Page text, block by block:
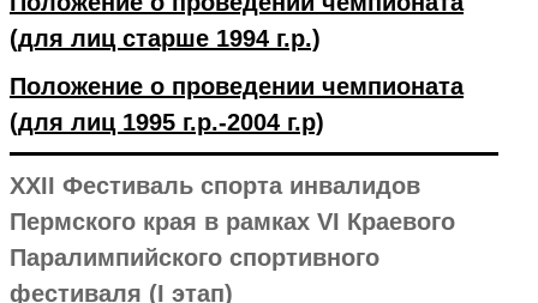
(для лиц старше 1994 г.р.)
Положение о проведении чемпионата
(для лиц 1995 г.р.-2004 г.р)
XXII Фестиваль спорта инвалидов
Пермского края в рамках VI Краевого
Паралимпийского спортивного
фестиваля (I этап)